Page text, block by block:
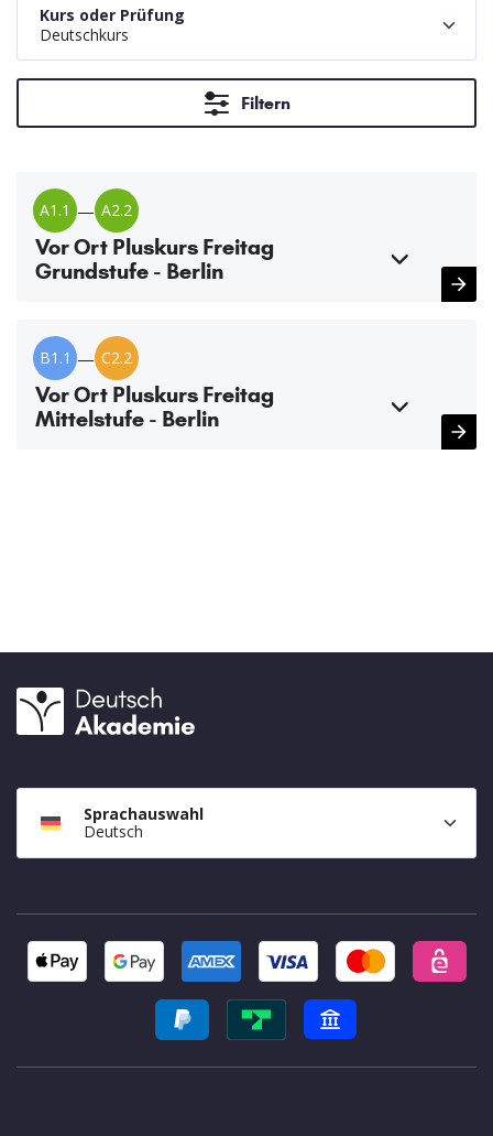
Kurs oder Prüfung
Deutschkurs
Filtern
A1.1 — A2.2
Vor Ort Pluskurs Freitag
Grundstufe - Berlin
B1.1 — C2.2
Vor Ort Pluskurs Freitag
Mittelstufe - Berlin
Sprachauswahl
Deutsch